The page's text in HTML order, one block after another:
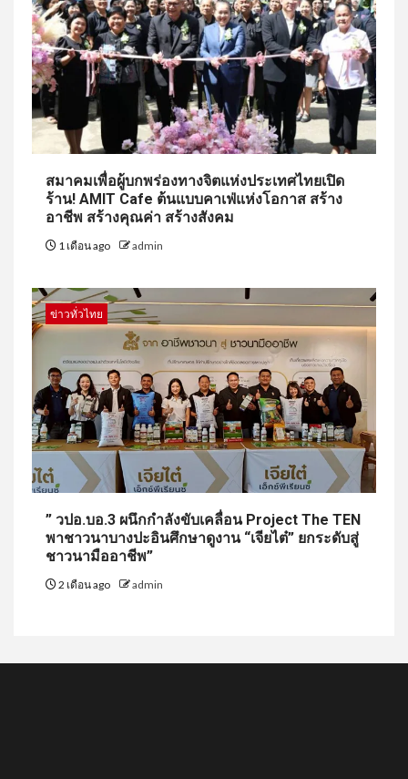
สมาคมเพื่อผู้บกพร่องทางจิตแห่งประเทศไทยเปิด
ร้าน! AMIT Cafe ต้นแบบคาเฟ่แห่งโอกาส สร้าง
อาชีพ สร้างคุณค่า สร้างสังคม
1 เดือน ago admin
ข่าวทั่วไทย
” วปอ.บอ.3 ผนึกกำลังขับเคลื่อน Project The TEN
พาชาวนาบางปะอินศึกษาดูงาน “เจียไต๋” ยกระดับสู่
ชาวนามืออาชีพ”
2 เดือน ago admin